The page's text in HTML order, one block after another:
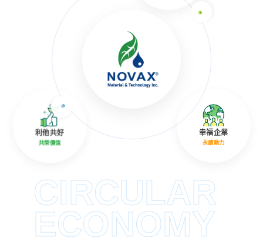
利他共好
共榮價值
幸福企業
永續動力
CIRCULAR
ECONOMY